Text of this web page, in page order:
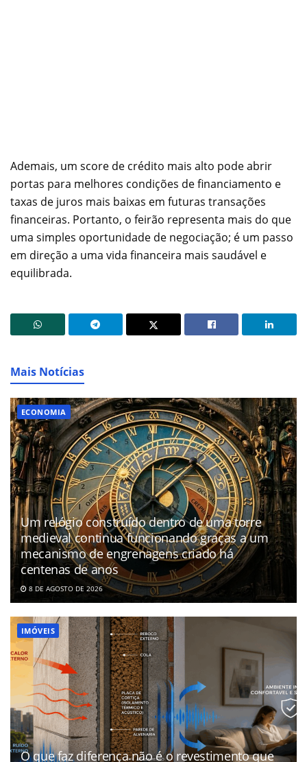
Ademais, um score de crédito mais alto pode abrir
portas para melhores condições de financiamento e
taxas de juros mais baixas em futuras transações
financeiras. Portanto, o feirão representa mais do que
uma simples oportunidade de negociação; é um passo
em direção a uma vida financeira mais saudável e
equilibrada.
Mais Notícias
ECONOMIA
Um relógio construído dentro de uma torre
medieval continua funcionando graças a um
mecanismo de engrenagens criado há
centenas de anos
8 DE AGOSTO DE 2026
IMÓVEIS
O que faz diferença não é o revestimento que